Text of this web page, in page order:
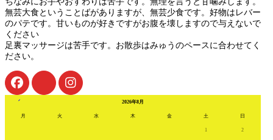
無芸大食ということばがありますが、無芸少食です。好物はレバー
のパテです。甘いものが好きですがお腹を壊しますので与えないで
ください
足裏マッサージは苦手です。お散歩はみゅうのペースに合わせてく
ださい。
2026年8月
月 火 水 木 金 土 日
1 2